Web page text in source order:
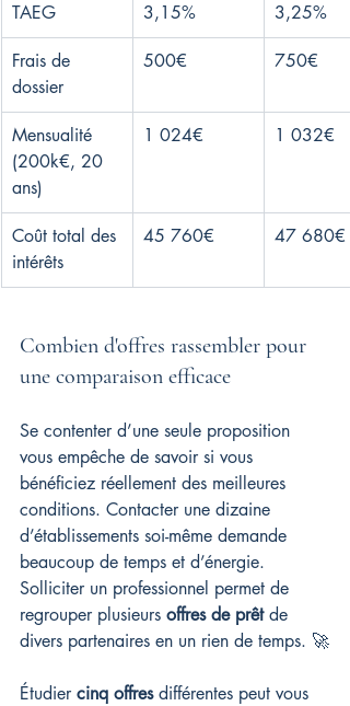
TAEG 3,15% 3,25%
Frais de
dossier
500€ 750€
Mensualité
(200k€, 20
ans)
1 024€ 1 032€
Coût total des
intérêts
45 760€ 47 680€
Combien d'offres rassembler pour
une comparaison efficace
Se contenter d’une seule proposition
vous empêche de savoir si vous
bénéficiez réellement des meilleures
conditions. Contacter une dizaine
d’établissements soi-même demande
beaucoup de temps et d’énergie.
Solliciter un professionnel permet de
regrouper plusieurs offres de prêt de
divers partenaires en un rien de temps. 🚀
Étudier cinq offres différentes peut vous